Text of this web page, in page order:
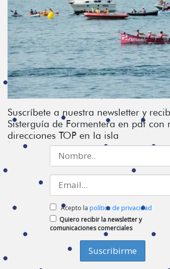
Suscríbete a nuestra newsletter y
Sisterguía de Formentera en pdf con
direcciones TOP en la isla
Acepto la política de privacidad
Quiero recibir la newsletter y
comunicaciones comerciales